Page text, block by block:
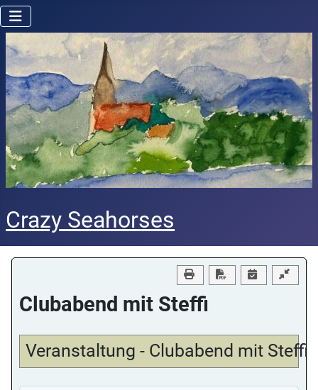
Crazy Seahorses
Download PDF
Clubabend mit Steffi
Veranstaltung - Clubabend mit Steffi